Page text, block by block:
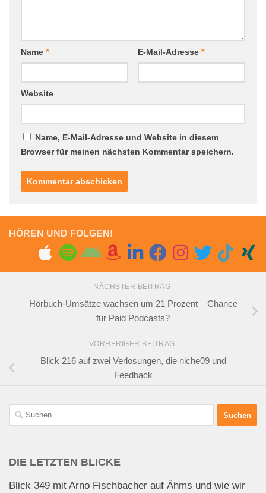
Name * E-Mail-Adresse *
Website
Name, E-Mail-Adresse und Website in diesem
Browser für meinen nächsten Kommentar speichern.
HÖREN UND FOLGEN!
NÄCHSTER BEITRAG
Hörbuch-Umsätze wachsen um 21 Prozent – Chance
für Paid Podcasts?
VORHERIGER BEITRAG
Blick 216 auf zwei Verlosungen, die niche09 und
Feedback
Suchen
nach:
DIE LETZTEN BLICKE
Blick 349 mit Arno Fischbacher auf Ähms und wie wir